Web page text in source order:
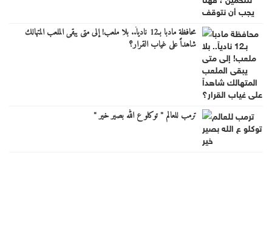
محافظة مادبا بـ12 نادياً.. بلا ملعب! إلى متى يبقى الملعب المتهالك
شاهداً على غياب القرار؟
ترمب للعالم " توكلو ع الله بصير خير "